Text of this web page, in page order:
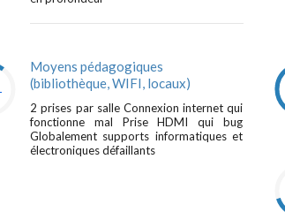
Moyens pédagogiques
(bibliothèque, WIFI, locaux)
2 prises par salle Connexion internet qui
fonctionne mal Prise HDMI qui bug
Globalement supports informatiques et
électroniques défaillants